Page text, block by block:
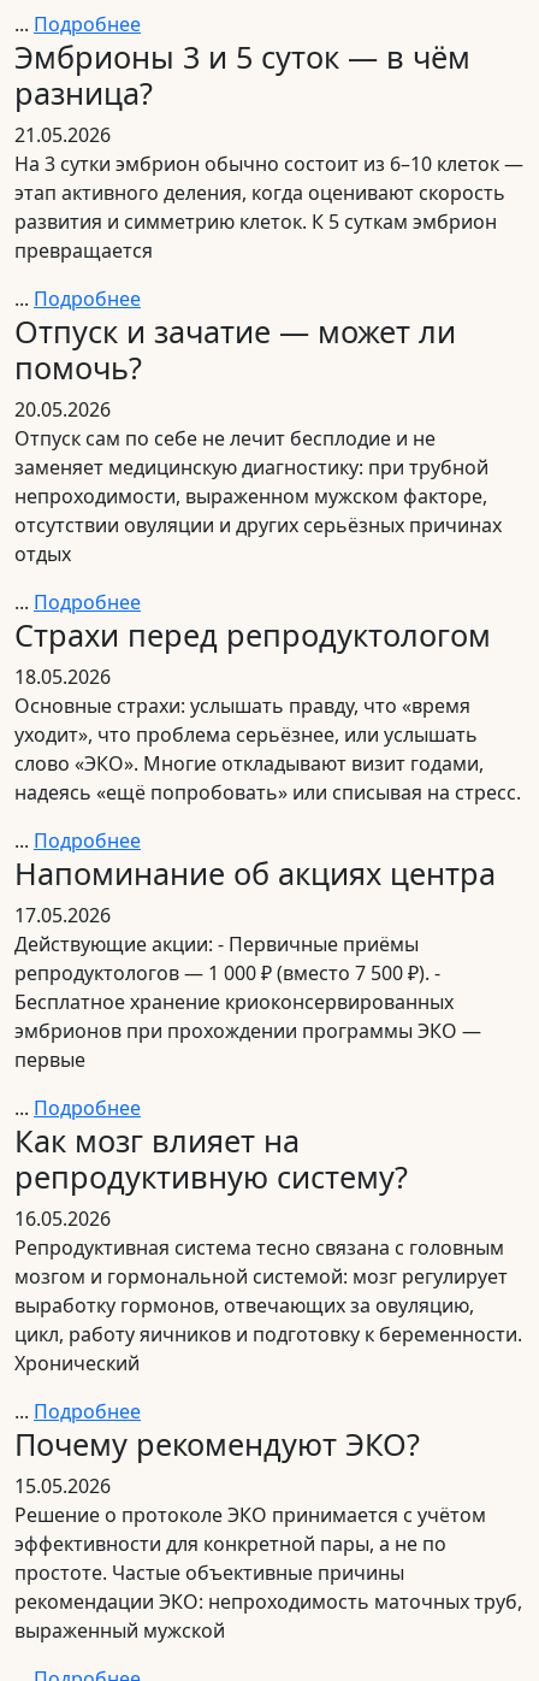
... Подробнее
Эмбрионы 3 и 5 суток — в чём
разница?
21.05.2026
На 3 сутки эмбрион обычно состоит из 6–10 клеток —
этап активного деления, когда оценивают скорость
развития и симметрию клеток. К 5 суткам эмбрион
превращается
... Подробнее
Отпуск и зачатие — может ли
помочь?
20.05.2026
Отпуск сам по себе не лечит бесплодие и не
заменяет медицинскую диагностику: при трубной
непроходимости, выраженном мужском факторе,
отсутствии овуляции и других серьёзных причинах
отдых
... Подробнее
Страхи перед репродуктологом
18.05.2026
Основные страхи: услышать правду, что «время
уходит», что проблема серьёзнее, или услышать
слово «ЭКО». Многие откладывают визит годами,
надеясь «ещё попробовать» или списывая на стресс.
... Подробнее
Напоминание об акциях центра
17.05.2026
Действующие акции: - Первичные приёмы
репродуктологов — 1 000 ₽ (вместо 7 500 ₽). -
Бесплатное хранение криоконсервированных
эмбрионов при прохождении программы ЭКО —
первые
... Подробнее
Как мозг влияет на
репродуктивную систему?
16.05.2026
Репродуктивная система тесно связана с головным
мозгом и гормональной системой: мозг регулирует
выработку гормонов, отвечающих за овуляцию,
цикл, работу яичников и подготовку к беременности.
Хронический
... Подробнее
Почему рекомендуют ЭКО?
15.05.2026
Решение о протоколе ЭКО принимается с учётом
эффективности для конкретной пары, а не по
простоте. Частые объективные причины
рекомендации ЭКО: непроходимость маточных труб,
выраженный мужской